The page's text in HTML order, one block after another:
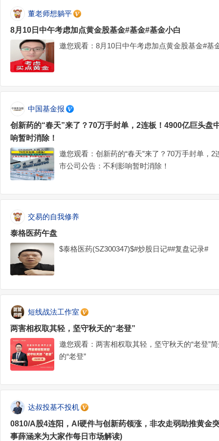
董老师想躺平
8月10日中午考虑加点黄金股基金#基金#基金小白
邀您观看：8月10日中午考虑加点黄金股基金#基
中国基金报
创新药的“春天”来了？70万手封单，2连板！4900亿巨头盘
响暂时消除！
邀您观看：创新药的“春天”来了？70万手封单，
市公司公告：不利影响暂时消除！
交易的自我修养
泰格医药午盘
$泰格医药(SZ300347)$#炒股日记##复盘记录#
短线战法工作室
两害相权取其轻，坚守秋天的“老登”
邀您观看：两害相权取其轻，坚守秋天的“老登”
的“老登”
达叔投基不投机
0810/A股4连阳，AI硬件与创新药领涨，非农走弱助推黄金
事薛涵来为大家作每日市场解读)